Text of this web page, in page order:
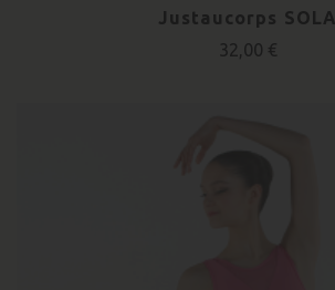
Justaucorps SOLA
32,00 €